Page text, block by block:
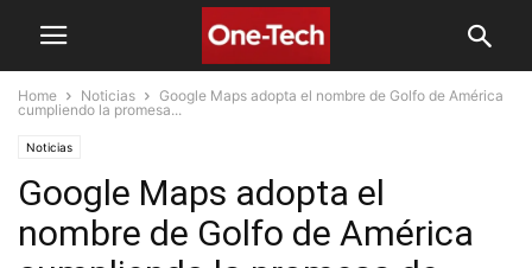
Home Noticias
Google Maps adopta el nombre de Golfo de América
cumpliendo la promesa...
Noticias
Google Maps adopta el
nombre de Golfo de América